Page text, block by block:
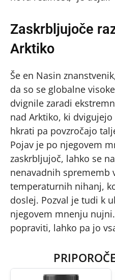
Zaskrbljujoče
Arktiko
Še en Nasin
da so se globalne
dvignile zaradi
nad Arktiko, ki
hkrati pa povzročajo
Pojav je po njegovem
zaskrbljujoč, lahko se
nenavadnih sprememb
temperaturnih nihanj,
doslej. Pozval je tudi k
njegovem mnenju
popraviti, lahko pa jo